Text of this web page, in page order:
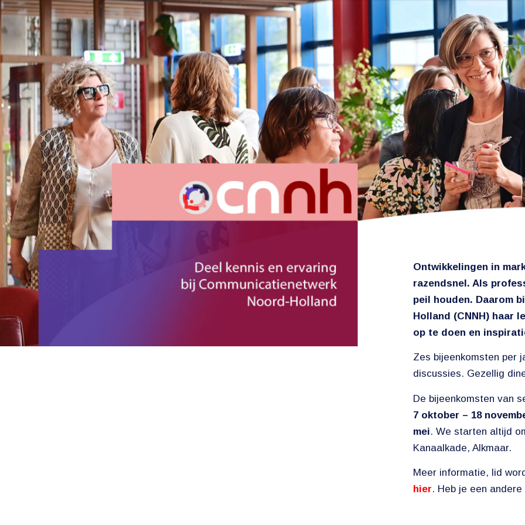
Ontwikkelingen in
razendsnel. Als
peil houden. Daarom
Holland (CNNH) haar
op te doen en
Zes bijeenkomsten per
discussies. Gezellig
De bijeenkomsten van
7 oktober – 18
mei. We starten altijd
Kanaalkade, Alkmaar.
Meer informatie, lid
hier. Heb je een